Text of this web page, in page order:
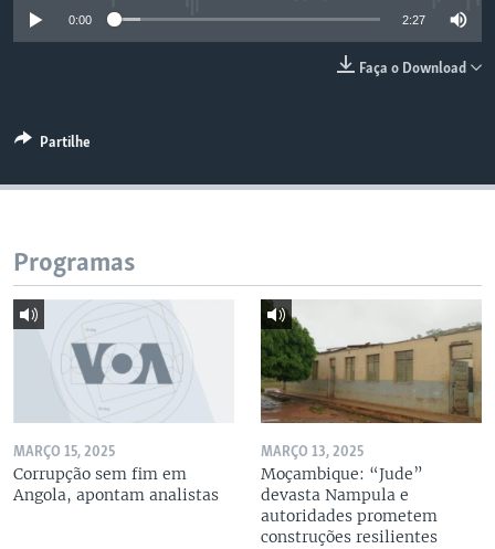
0:00 2:27
Faça o Download
Partilhe
Programas
MARÇO 15, 2025
Corrupção sem fim em
Angola, apontam analistas
MARÇO 13, 2025
Moçambique: “Jude”
devasta Nampula e
autoridades prometem
construções resilientes